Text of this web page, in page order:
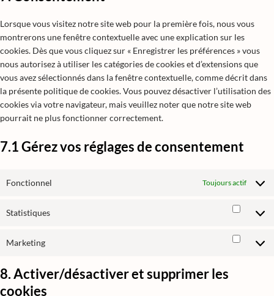
Lorsque vous visitez notre site web pour la première fois, nous vous
montrerons une fenêtre contextuelle avec une explication sur les
cookies. Dès que vous cliquez sur « Enregistrer les préférences » vous
nous autorisez à utiliser les catégories de cookies et d’extensions que
vous avez sélectionnés dans la fenêtre contextuelle, comme décrit dans
la présente politique de cookies. Vous pouvez désactiver l’utilisation des
cookies via votre navigateur, mais veuillez noter que notre site web
pourrait ne plus fonctionner correctement.
7.1 Gérez vos réglages de consentement
Fonctionnel Toujours actif
Statistiques
Marketing
8. Activer/désactiver et supprimer les
cookies